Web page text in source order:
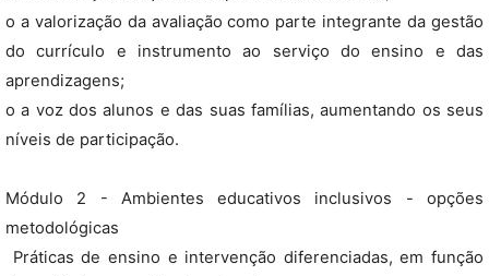
o a valorização da avaliação como parte integrante da gestão
do currículo e instrumento ao serviço do ensino e das
aprendizagens;
o a voz dos alunos e das suas famílias, aumentando os seus
níveis de participação.
Módulo 2 - Ambientes educativos inclusivos - opções
metodológicas
 Práticas de ensino e intervenção diferenciadas, em função